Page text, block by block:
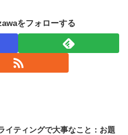
をフォローする
イティングで大事なこと：お題